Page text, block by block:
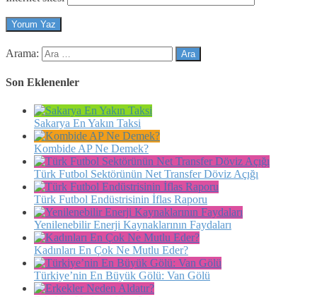
Arama:
Son Eklenenler
Sakarya En Yakın Taksi
Kombide AP Ne Demek?
Türk Futbol Sektörünün Net Transfer Döviz Açığı
Türk Futbol Endüstrisinin İflas Raporu
Yenilenebilir Enerji Kaynaklarının Faydaları
Kadınları En Çok Ne Mutlu Eder?
Türkiye’nin En Büyük Gölü: Van Gölü